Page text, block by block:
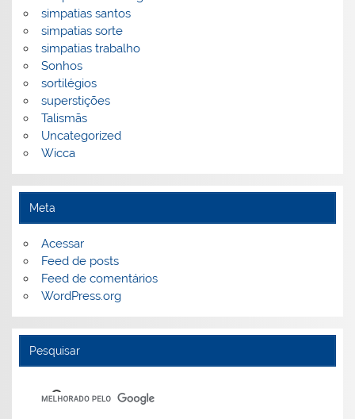
simpatias santos
simpatias sorte
simpatias trabalho
Sonhos
sortilégios
superstições
Talismãs
Uncategorized
Wicca
Meta
Acessar
Feed de posts
Feed de comentários
WordPress.org
Pesquisar